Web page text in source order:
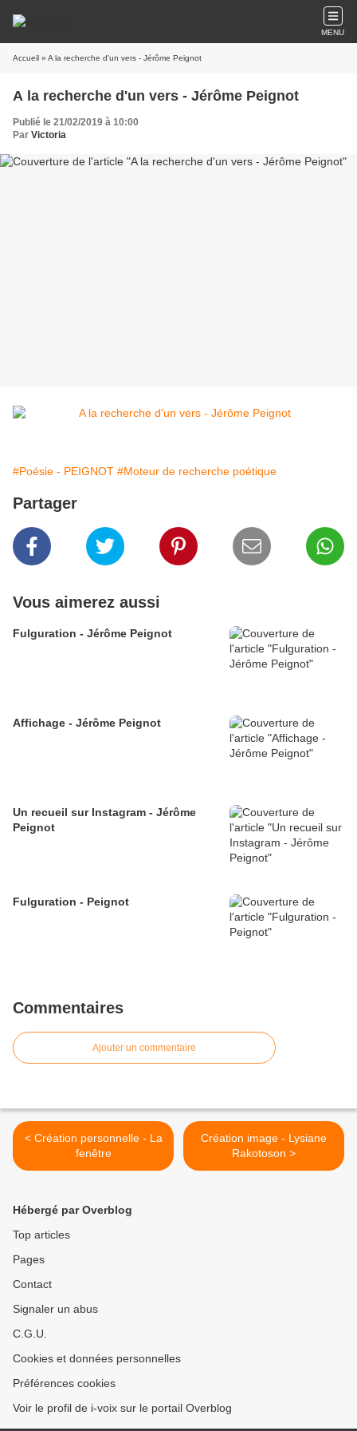
MENU
Accueil » A la recherche d'un vers - Jérôme Peignot
A la recherche d'un vers - Jérôme Peignot
Publié le 21/02/2019 à 10:00
Par Victoria
#Poésie - PEIGNOT #Moteur de recherche poétique
Partager
Vous aimerez aussi
Fulguration - Jérôme Peignot
Affichage - Jérôme Peignot
Un recueil sur Instagram - Jérôme
Peignot
Fulguration - Peignot
Commentaires
Ajouter un commentaire
< Création personnelle - La
fenêtre
Création image - Lysiane
Rakotoson >
Hébergé par Overblog
Top articles
Pages
Contact
Signaler un abus
C.G.U.
Cookies et données personnelles
Préférences cookies
Voir le profil de i-voix sur le portail Overblog